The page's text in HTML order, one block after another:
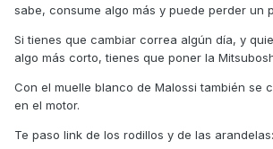
sabe, consume algo más y puede perder un
Si tienes que cambiar correa algún día, y
algo más corto, tienes que poner la
Con el muelle blanco de Malossi también se
en el motor.
Te paso link de los rodillos y de las arandelas: